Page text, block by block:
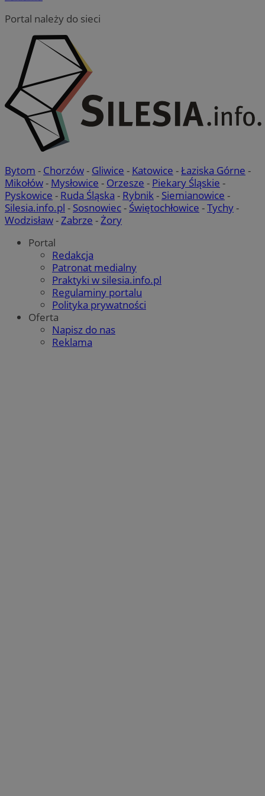
Portal należy do sieci
Bytom - Chorzów- Gliwice - Katowice -Łaziska Górne -
Mikołów- Mysłowice - Orzesze - Piekary Śląskie -
Pyskowice - Ruda Śląska - Rybnik- Siemianowice -
Silesia.info.pl - Sosnowiec- Świętochłowice -Tychy-
Wodzisław-Zabrze -Żory
Portal
Redakcja
Patronat medialny
Praktyki w silesia.info.pl
Regulaminy portalu
Polityka prywatności
Oferta
Napisz do nas
Reklama